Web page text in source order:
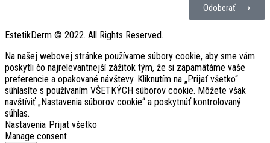
Odoberať ⟶
EstetikDerm © 2022. All Rights Reserved.
Na našej webovej stránke používame súbory cookie, aby sme vám
poskytli čo najrelevantnejší zážitok tým, že si zapamätáme vaše
preferencie a opakované návštevy. Kliknutím na „Prijať všetko“
súhlasíte s používaním VŠETKÝCH súborov cookie. Môžete však
navštíviť „Nastavenia súborov cookie“ a poskytnúť kontrolovaný
súhlas.
Nastavenia Prijat všetko
Manage consent